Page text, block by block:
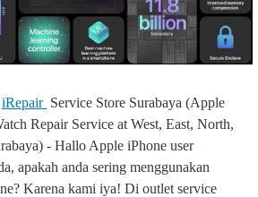
iRepair Service Store Surabaya (Apple
Repair Service at West, East, North,
- Hallo Apple iPhone user
apakah anda sering menggunakan
Karena kami iya! Di outlet service